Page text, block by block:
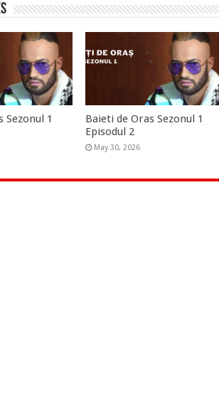
Sezonul 1
Baieti de Oras Sezonul 1
Episodul 2
May 30, 2026